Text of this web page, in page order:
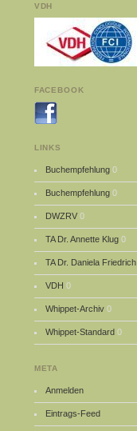
VDH
FACEBOOK
LINKS
Buchempfehlung 0
Buchempfehlung 0
DWZRV 0
TA Dr. Annette Klug 0
TA Dr. Daniela Friedrich
VDH 0
Whippet-Archiv 0
Whippet-Standard 0
META
Anmelden
Eintrags-Feed